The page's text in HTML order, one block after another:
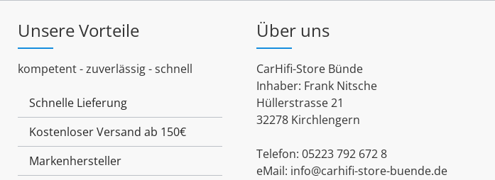
Unsere Vorteile
kompetent - zuverlässig - schnell
Schnelle Lieferung
Kostenloser Versand ab 150€
Markenhersteller
Über uns
CarHifi-Store Bünde
Inhaber: Frank Nitsche
Hüllerstrasse 21
32278 Kirchlengern
Telefon: 05223 792 672 8
eMail: info@carhifi-store-buende.de